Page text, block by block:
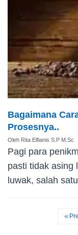
Bagaimana
Prosesnya..
Oleh Rita Elfianis S.P M.Sc
Pagi para
pasti tidak asing
luwak, salah